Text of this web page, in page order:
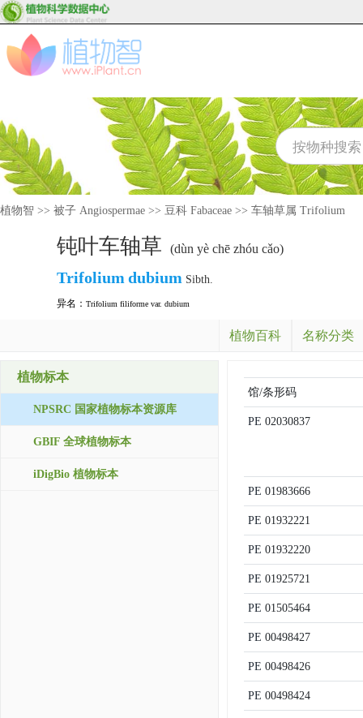
植物智 >> 被子 Angiospermae >> 豆科 Fabaceae >> 车轴草属 Trifolium
钝叶车轴草 (dùn yè chē zhóu cǎo)
Trifolium dubium Sibth.
异名： Trifolium filiforme var. dubium
植物百科 名称分类
植物标本
NPSRC 国家植物标本资源库
GBIF 全球植物标本
iDigBio 植物标本
馆/条形码
PE 02030837
PE 01983666
PE 01932221
PE 01932220
PE 01925721
PE 01505464
PE 00498427
PE 00498426
PE 00498424